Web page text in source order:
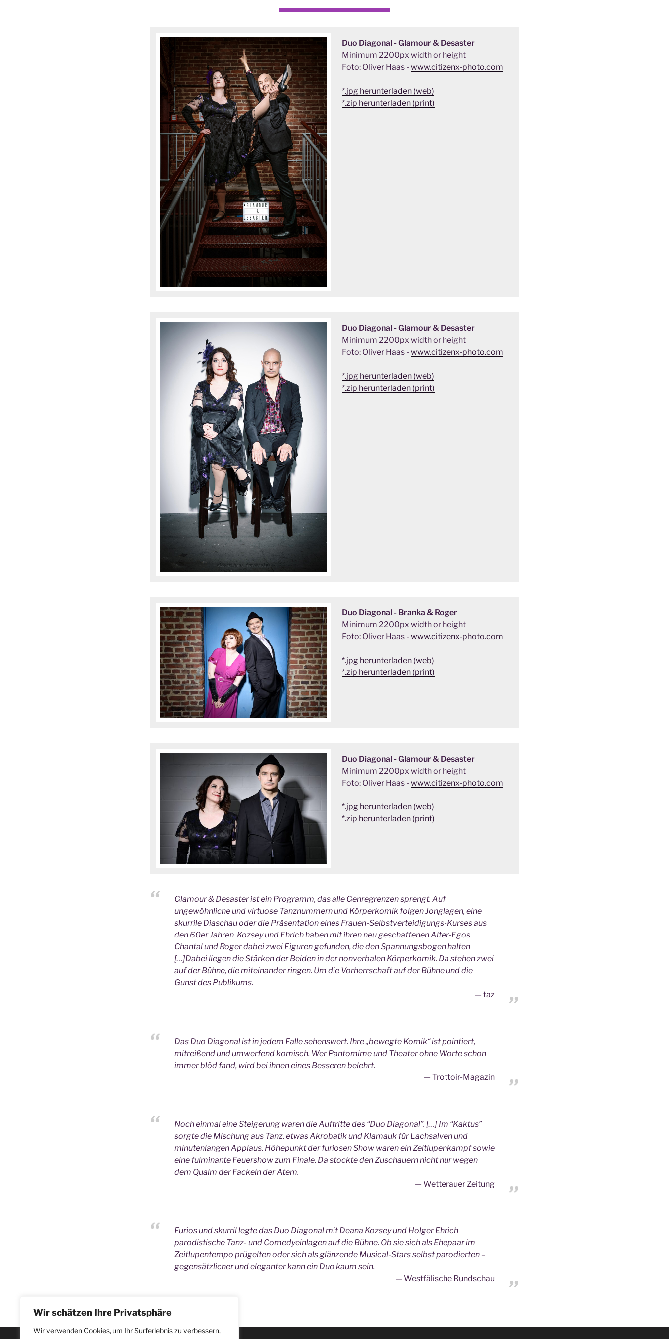
Wir schätzen Ihre Privatsphäre
Wir verwenden Cookies, um Ihr Surferlebnis zu verbessern,
Duo Diagonal - Glamour & Desaster
Minimum 2200px width or height
Foto: Oliver Haas - www.citizenx-photo.com
*.jpg herunterladen (web)
*.zip herunterladen (print)
Duo Diagonal - Glamour & Desaster
Minimum 2200px width or height
Foto: Oliver Haas - www.citizenx-photo.com
*.jpg herunterladen (web)
*.zip herunterladen (print)
Duo Diagonal - Branka & Roger
Minimum 2200px width or height
Foto: Oliver Haas - www.citizenx-photo.com
*.jpg herunterladen (web)
*.zip herunterladen (print)
Duo Diagonal - Glamour & Desaster
Minimum 2200px width or height
Foto: Oliver Haas - www.citizenx-photo.com
*.jpg herunterladen (web)
*.zip herunterladen (print)
Glamour & Desaster ist ein Programm, das alle Genregrenzen sprengt. Auf
ungewöhnliche und virtuose Tanznummern und Körperkomik folgen Jonglagen, eine
skurrile Diaschau oder die Präsentation eines Frauen-Selbstverteidigungs-Kurses aus
den 60er Jahren. Kozsey und Ehrich haben mit ihren neu geschaffenen Alter-Egos
Chantal und Roger dabei zwei Figuren gefunden, die den Spannungsbogen halten
[…]Dabei liegen die Stärken der Beiden in der nonverbalen Körperkomik. Da stehen zwei
auf der Bühne, die miteinander ringen. Um die Vorherrschaft auf der Bühne und die
Gunst des Publikums.
taz
Das Duo Diagonal ist in jedem Falle sehenswert. Ihre „bewegte Komik“ ist pointiert,
mitreißend und umwerfend komisch. Wer Pantomime und Theater ohne Worte schon
immer blöd fand, wird bei ihnen eines Besseren belehrt.
Trottoir-Magazin
Noch einmal eine Steigerung waren die Auftritte des “Duo Diagonal”. […] Im “Kaktus”
sorgte die Mischung aus Tanz, etwas Akrobatik und Klamauk für Lachsalven und
minutenlangen Applaus. Höhepunkt der furiosen Show waren ein Zeitlupenkampf sowie
eine fulminante Feuershow zum Finale. Da stockte den Zuschauern nicht nur wegen
dem Qualm der Fackeln der Atem.
Wetterauer Zeitung
Furios und skurril legte das Duo Diagonal mit Deana Kozsey und Holger Ehrich
parodistische Tanz- und Comedyeinlagen auf die Bühne. Ob sie sich als Ehepaar im
Zeitlupentempo prügelten oder sich als glänzende Musical-Stars selbst parodierten –
gegensätzlicher und eleganter kann ein Duo kaum sein.
Westfälische Rundschau